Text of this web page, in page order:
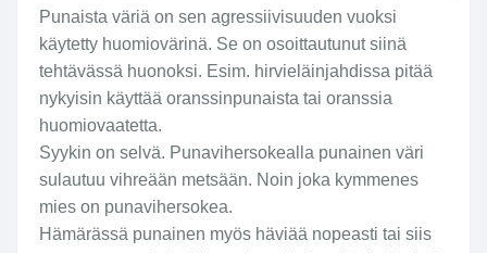
n
i
k
k
i
h
e
n
k
i
Punaista väriä on sen agressiivisuuden vuoksi
käytetty huomiovärinä. Se on osoittautunut siinä
tehtävässä huonoksi. Esim. hirvieläinjahdissa pitää
nykyisin käyttää oranssinpunaista tai oranssia
huomiovaatetta.
Syykin on selvä. Punavihersokealla punainen väri
sulautuu vihreään metsään. Noin joka kymmenes
mies on punavihersokea.
Hämärässä punainen myös häviää nopeasti tai siis